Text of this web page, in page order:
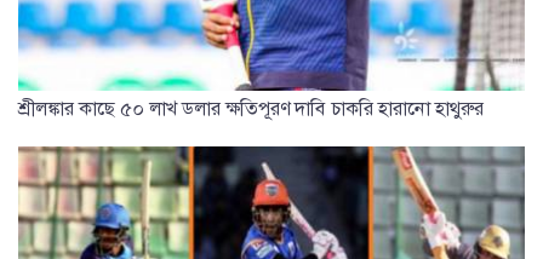
শ্রীলঙ্কার কাছে ৫০ লাখ ডলার ক্ষতিপূরণ দাবি চাকরি হারানো হাথুরুর